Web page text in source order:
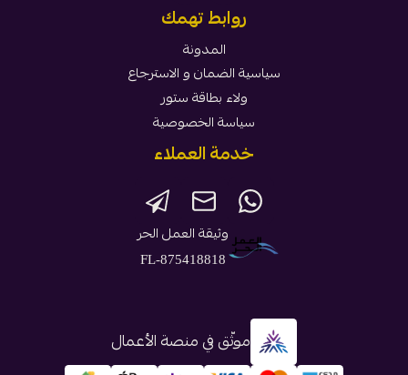
روابط تهمك
المدونة
سياسية الضمان و الاسترجاع
ولاء بطاقة ستور
سياسة الخصوصية
خدمة العملاء
وثيقة العمل الحر
FL-875418818
موثّق في منصة الأعمال